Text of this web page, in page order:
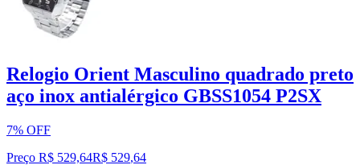
Relogio Orient Masculino quadrado preto
aço inox antialérgico GBSS1054 P2SX
7% OFF
Preço R$ 529,64R$ 529,64